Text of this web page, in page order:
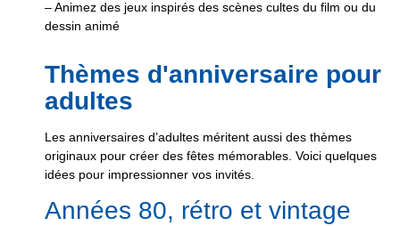
– Animez des jeux inspirés des scènes cultes du film ou du
dessin animé
Thèmes d'anniversaire pour
adultes
Les anniversaires d’adultes méritent aussi des thèmes
originaux pour créer des fêtes mémorables. Voici quelques
idées pour impressionner vos invités.
Années 80, rétro et vintage